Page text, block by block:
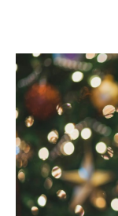
indholdet